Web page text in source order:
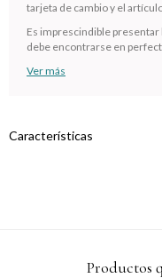
tarjeta de cambio y el
Es imprescindible presentar
debe encontrarse en
Ver más
Características
Productos
Verifica si estás
Cédula de
Estás